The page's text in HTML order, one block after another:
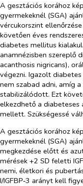
A gesztációs korához
gyermekeknél (SGA)
vércukorszint
követően éves
diabetes mellitus
anamnézisben szereplő
acanthosis nigricans),
végezni. Igazolt
nem szabad adni, amíg
stabilizálódott. Ezt
elkezdhető a diabeteses
mellett. Szükségessé
A gesztációs korához
gyermekeknél (SGA)
megkezdése előtt és
mérések +2 SD feletti
nemi, életkori és
I/IGFBP‑3 arányt kell